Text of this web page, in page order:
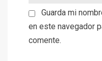
Guarda mi
en este navegador
comente.